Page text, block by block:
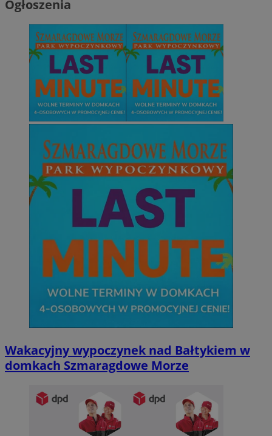
Ogłoszenia
Wakacyjny wypoczynek nad Bałtykiem w
domkach Szmaragdowe Morze